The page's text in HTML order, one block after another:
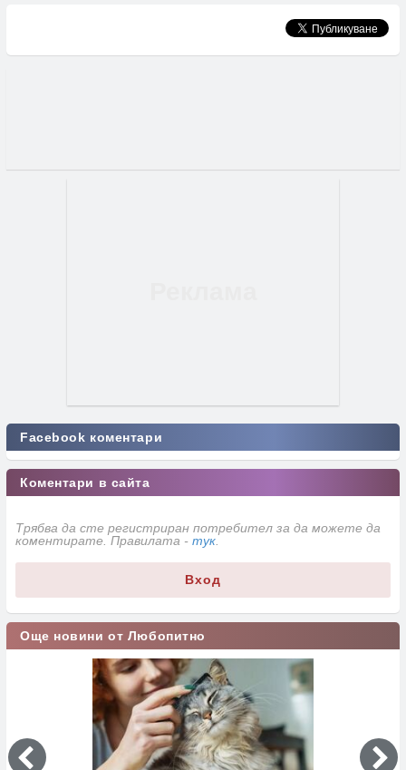
Facebook коментари
Коментари в сайта
Трябва да сте регистриран потребител за да можете да
коментирате. Правилата - тук.
Вход
Още новини от Любопитно